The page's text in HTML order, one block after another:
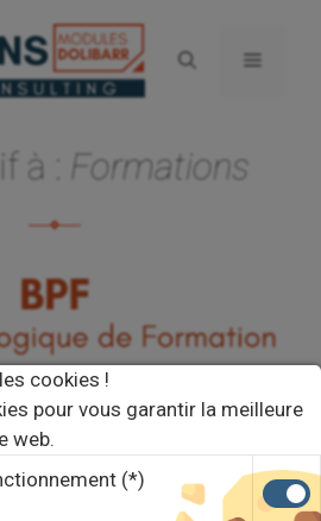
à : Formations
cookies !
pour vous garantir la meilleure
web.
(*)